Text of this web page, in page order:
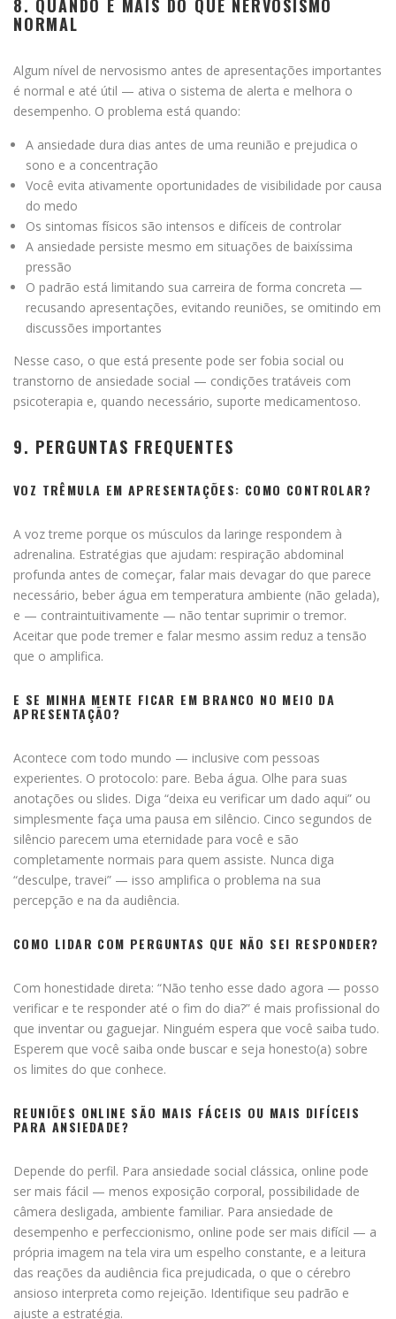
8. QUANDO É MAIS DO QUE NERVOSISMO
NORMAL
Algum nível de nervosismo antes de apresentações importantes
é normal e até útil — ativa o sistema de alerta e melhora o
desempenho. O problema está quando:
A ansiedade dura dias antes de uma reunião e prejudica o
sono e a concentração
Você evita ativamente oportunidades de visibilidade por causa
do medo
Os sintomas físicos são intensos e difíceis de controlar
A ansiedade persiste mesmo em situações de baixíssima
pressão
O padrão está limitando sua carreira de forma concreta —
recusando apresentações, evitando reuniões, se omitindo em
discussões importantes
Nesse caso, o que está presente pode ser fobia social ou
transtorno de ansiedade social — condições tratáveis com
psicoterapia e, quando necessário, suporte medicamentoso.
9. PERGUNTAS FREQUENTES
VOZ TRÊMULA EM APRESENTAÇÕES: COMO CONTROLAR?
A voz treme porque os músculos da laringe respondem à
adrenalina. Estratégias que ajudam: respiração abdominal
profunda antes de começar, falar mais devagar do que parece
necessário, beber água em temperatura ambiente (não gelada),
e — contraintuitivamente — não tentar suprimir o tremor.
Aceitar que pode tremer e falar mesmo assim reduz a tensão
que o amplifica.
E SE MINHA MENTE FICAR EM BRANCO NO MEIO DA
APRESENTAÇÃO?
Acontece com todo mundo — inclusive com pessoas
experientes. O protocolo: pare. Beba água. Olhe para suas
anotações ou slides. Diga “deixa eu verificar um dado aqui” ou
simplesmente faça uma pausa em silêncio. Cinco segundos de
silêncio parecem uma eternidade para você e são
completamente normais para quem assiste. Nunca diga
“desculpe, travei” — isso amplifica o problema na sua
percepção e na da audiência.
COMO LIDAR COM PERGUNTAS QUE NÃO SEI RESPONDER?
Com honestidade direta: “Não tenho esse dado agora — posso
verificar e te responder até o fim do dia?” é mais profissional do
que inventar ou gaguejar. Ninguém espera que você saiba tudo.
Esperem que você saiba onde buscar e seja honesto(a) sobre
os limites do que conhece.
REUNIÕES ONLINE SÃO MAIS FÁCEIS OU MAIS DIFÍCEIS
PARA ANSIEDADE?
Depende do perfil. Para ansiedade social clássica, online pode
ser mais fácil — menos exposição corporal, possibilidade de
câmera desligada, ambiente familiar. Para ansiedade de
desempenho e perfeccionismo, online pode ser mais difícil — a
própria imagem na tela vira um espelho constante, e a leitura
das reações da audiência fica prejudicada, o que o cérebro
ansioso interpreta como rejeição. Identifique seu padrão e
ajuste a estratégia.